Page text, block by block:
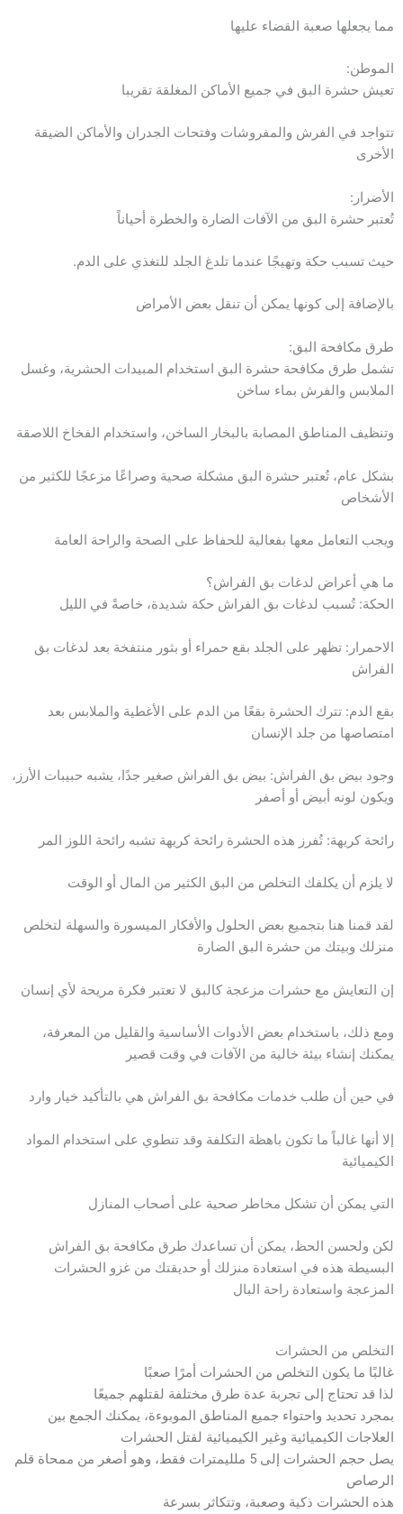
مما يجعلها صعبة القضاء عليها
الموطن:
تعيش حشرة البق في جميع الأماكن المغلقة تقريبا
تتواجد في الفرش والمفروشات وفتحات الجدران والأماكن الضيقة
الأخرى
الأضرار:
تُعتبر حشرة البق من الآفات الضارة والخطرة أحياناً
حيث تسبب حكة وتهيجًا عندما تلدغ الجلد للتغذي على الدم.
بالإضافة إلى كونها يمكن أن تنقل بعض الأمراض
طرق مكافحة البق:
تشمل طرق مكافحة حشرة البق استخدام المبيدات الحشرية، وغسل
الملابس والفرش بماء ساخن
وتنظيف المناطق المصابة بالبخار الساخن، واستخدام الفخاخ اللاصقة
بشكل عام، تُعتبر حشرة البق مشكلة صحية وصراعًا مزعجًا للكثير من
الأشخاص
ويجب التعامل معها بفعالية للحفاظ على الصحة والراحة العامة
ما هي أعراض لدغات بق الفراش؟
الحكة: تُسبب لدغات بق الفراش حكة شديدة، خاصةً في الليل
الاحمرار: تظهر على الجلد بقع حمراء أو بثور منتفخة بعد لدغات بق
الفراش
بقع الدم: تترك الحشرة بقعًا من الدم على الأغطية والملابس بعد
امتصاصها من جلد الإنسان
وجود بيض بق الفراش: بيض بق الفراش صغير جدًا، يشبه حبيبات الأرز،
ويكون لونه أبيض أو أصفر
رائحة كريهة: تُفرز هذه الحشرة رائحة كريهة تشبه رائحة اللوز المر
لا يلزم أن يكلفك التخلص من البق الكثير من المال أو الوقت
لقد قمنا هنا بتجميع بعض الحلول والأفكار الميسورة والسهلة لتخلص
منزلك وبيتك من حشرة البق الضارة
إن التعايش مع حشرات مزعجة كالبق لا تعتبر فكرة مريحة لأي إنسان
ومع ذلك، باستخدام بعض الأدوات الأساسية والقليل من المعرفة،
يمكنك إنشاء بيئة خالية من الآفات في وقت قصير
في حين أن طلب خدمات مكافحة بق الفراش هي بالتأكيد خيار وارد
إلا أنها غالباً ما تكون باهظة التكلفة وقد تنطوي على استخدام المواد
الكيميائية
التي يمكن أن تشكل مخاطر صحية على أصحاب المنازل
لكن ولحسن الحظ، يمكن أن تساعدك طرق مكافحة بق الفراش
البسيطة هذه في استعادة منزلك أو حديقتك من غزو الحشرات
المزعجة واستعادة راحة البال
التخلص من الحشرات
غالبًا ما يكون التخلص من الحشرات أمرًا صعبًا
لذا قد تحتاج إلى تجربة عدة طرق مختلفة لقتلهم جميعًا
بمجرد تحديد واحتواء جميع المناطق الموبوءة، يمكنك الجمع بين
العلاجات الكيميائية وغير الكيميائية لقتل الحشرات
يصل حجم الحشرات إلى 5 ملليمترات فقط، وهو أصغر من ممحاة قلم
الرصاص
هذه الحشرات ذكية وصعبة، وتتكاثر بسرعة